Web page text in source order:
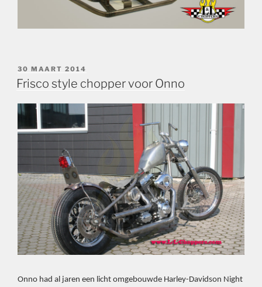
GEPLAATST
OP
30 MAART 2014
Frisco style chopper voor Onno
Onno had al jaren een licht omgebouwde Harley-Davidson Night